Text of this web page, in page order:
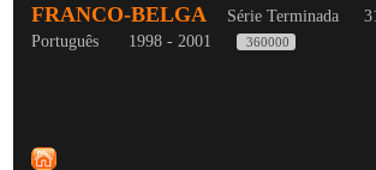
FRANCO-BELGA Série Terminada
Português
1998 - 2001 360000